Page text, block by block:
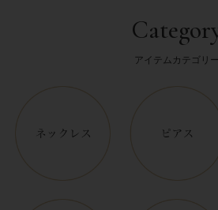
アイテムカテゴリー